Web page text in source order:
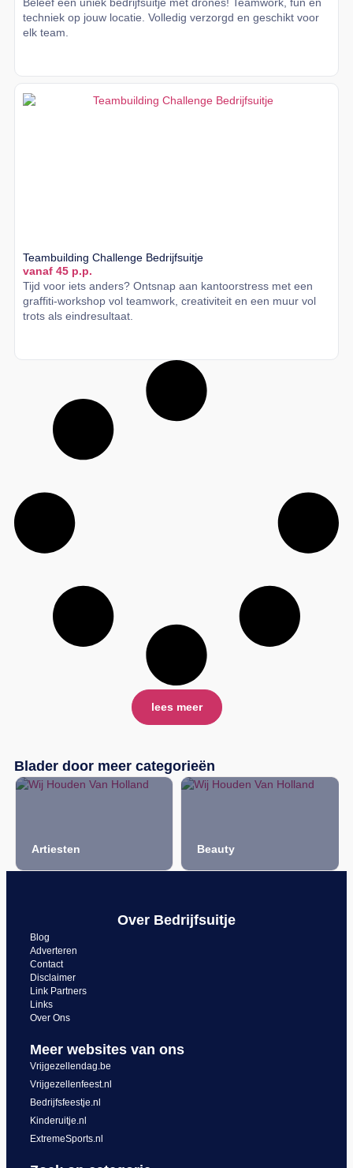
Beleef een uniek bedrijfsuitje met drones! Teamwork, fun en
techniek op jouw locatie. Volledig verzorgd en geschikt voor
elk team.
Teambuilding Challenge Bedrijfsuitje
vanaf 45 p.p.
Tijd voor iets anders? Ontsnap aan kantoorstress met een
graffiti-workshop vol teamwork, creativiteit en een muur vol
trots als eindresultaat.
lees meer
Blader door meer categorieën
Over Bedrijfsuitje
Blog
Adverteren
Contact
Disclaimer
Link Partners
Links
Over Ons
Meer websites van ons
Vrijgezellendag.be
Vrijgezellenfeest.nl
Bedrijfsfeestje.nl
Kinderuitje.nl
ExtremeSports.nl